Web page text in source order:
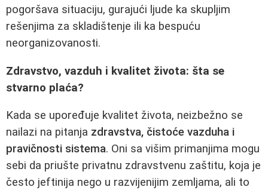
pogoršava situaciju, gurajući ljude ka skupljim
rešenjima za skladištenje ili ka bespuću
neorganizovanosti.
Zdravstvo, vazduh i kvalitet života: šta se
stvarno plaća?
Kada se upoređuje kvalitet života, neizbežno se
nailazi na pitanja zdravstva, čistoće vazduha i
pravičnosti sistema. Oni sa višim primanjima mogu
sebi da priušte privatnu zdravstvenu zaštitu, koja je
često jeftinija nego u razvijenijim zemljama, ali to